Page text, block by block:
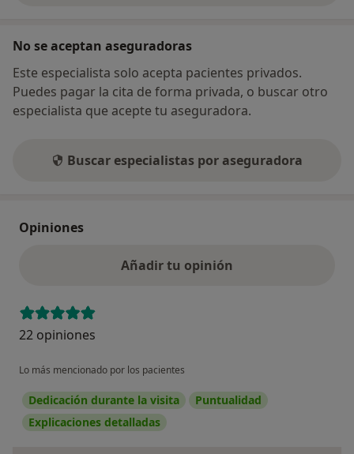
No se aceptan aseguradoras
Este especialista solo acepta pacientes privados.
Puedes pagar la cita de forma privada, o buscar otro
especialista que acepte tu aseguradora.
Buscar especialistas por aseguradora
Opiniones
Añadir tu opinión
22 opiniones
Lo más mencionado por los pacientes
Dedicación durante la visita
Puntualidad
Explicaciones detalladas